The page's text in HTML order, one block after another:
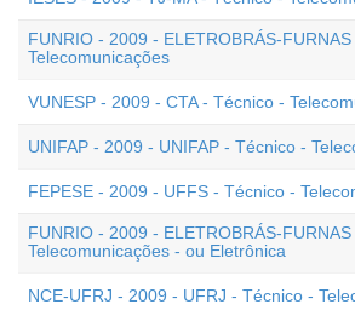
FUNRIO - 2009 - ELETROBRÁS-
Telecomunicações
VUNESP - 2009 - CTA - Técnico -
UNIFAP - 2009 - UNIFAP - Técnico -
FEPESE - 2009 - UFFS - Técnico -
FUNRIO - 2009 - ELETROBRÁS-
Telecomunicações - ou Eletrônica
NCE-UFRJ - 2009 - UFRJ - Técnico -